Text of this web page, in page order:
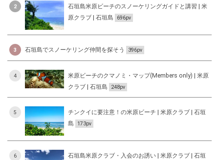
2
石垣島米原ビーチのスノーケリングガイドと講習 | 米
原クラブ | 石垣島
696pv
3 石垣島でスノーケリング仲間を探そう 396pv
4
米原ビーチのクマノミ・マップ(Members only) | 米原
クラブ | 石垣島
248pv
5
チンクイに要注意！の米原ビーチ | 米原クラブ | 石垣
島
173pv
6
石垣島米原クラブ・入会のお誘い | 米原クラブ | 石垣